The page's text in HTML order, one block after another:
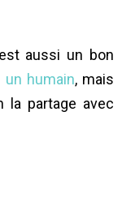
aussi un bon
un humain, mais
la partage avec